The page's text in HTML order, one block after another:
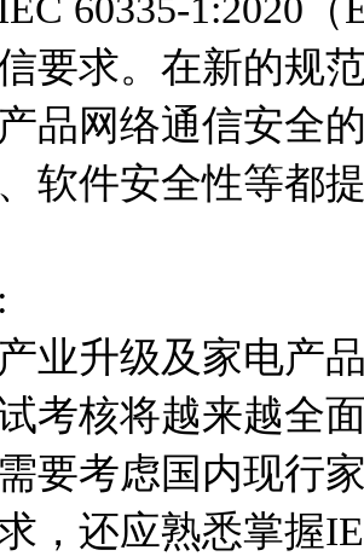
60335-1:2020
要求。在新的规
品网络通信安全
软件安全性等都
业升级及家电产
考核将越来越全
要考虑国内现行
，还应熟悉掌握